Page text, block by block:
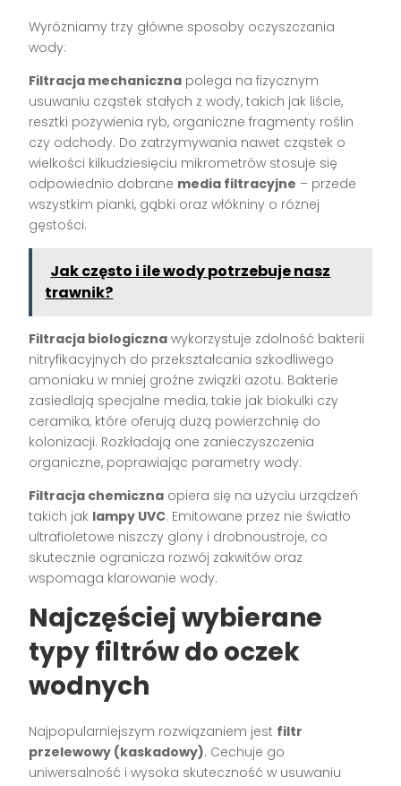
Wyróżniamy trzy główne sposoby oczyszczania
wody:
Filtracja mechaniczna polega na fizycznym
usuwaniu cząstek stałych z wody, takich jak liście,
resztki pożywienia ryb, organiczne fragmenty roślin
czy odchody. Do zatrzymywania nawet cząstek o
wielkości kilkudziesięciu mikrometrów stosuje się
odpowiednio dobrane media filtracyjne – przede
wszystkim pianki, gąbki oraz włókniny o różnej
gęstości.
Jak często i ile wody potrzebuje nasz
trawnik?
Filtracja biologiczna wykorzystuje zdolność bakterii
nitryfikacyjnych do przekształcania szkodliwego
amoniaku w mniej groźne związki azotu. Bakterie
zasiedlają specjalne media, takie jak biokulki czy
ceramika, które oferują dużą powierzchnię do
kolonizacji. Rozkładają one zanieczyszczenia
organiczne, poprawiając parametry wody.
Filtracja chemiczna opiera się na użyciu urządzeń
takich jak lampy UVC. Emitowane przez nie światło
ultrafioletowe niszczy glony i drobnoustroje, co
skutecznie ogranicza rozwój zakwitów oraz
wspomaga klarowanie wody.
Najczęściej wybierane
typy filtrów do oczek
wodnych
Najpopularniejszym rozwiązaniem jest filtr
przelewowy (kaskadowy). Cechuje go
uniwersalność i wysoka skuteczność w usuwaniu